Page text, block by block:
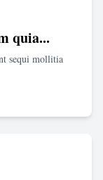
quia...
sequi mollitia